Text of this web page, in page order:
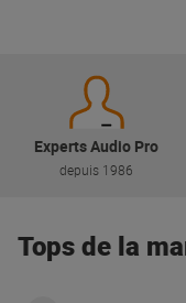
Experts Audio Pro
depuis 1986
Tops de la